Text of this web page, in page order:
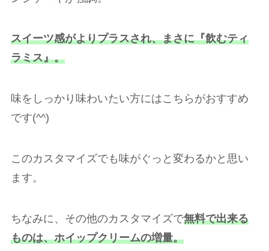
スイーツ感がよりプラスされ、まさに『飲むティ
ラミス』。
味をしっかり味わいたい方にはこちらがおすすめ
です(^^)
このカスタマイズでも味がぐっと変わるかと思い
ます。
ちなみに、その他のカスタマイズで無料で出来る
ものは、ホイップクリームの増量。